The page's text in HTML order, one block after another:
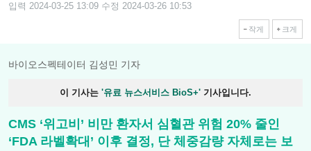
입력 2024-03-25 13:09 수정 2024-03-26 10:53
작게 크게
바이오스펙테이터 김성민 기자
이 기사는 '유료 뉴스서비스 BioS+' 기사입니다.
CMS ‘위고비’ 비만 환자서 심혈관 위험 20% 줄인
‘FDA 라벨확대’ 이후 결정, 단 체중감량 자체로는 보